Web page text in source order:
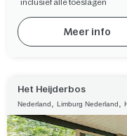
inclusief alle toeslagen
Meer info
Het Heijderbos
Nederland, Limburg Nederland,